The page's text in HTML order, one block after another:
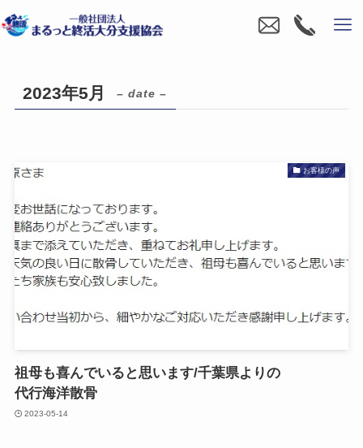
2023年5月 – date –
お客様の声
祖母も​喜んでいると​思います/千葉県よりの​
代行海洋散骨
2023-05-14